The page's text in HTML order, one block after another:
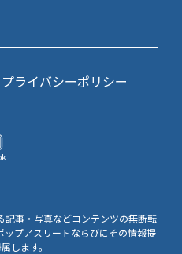
プライバシーポリシー
事・写真などコンテンツの無断転
プアスリートならびにその情報提
します。